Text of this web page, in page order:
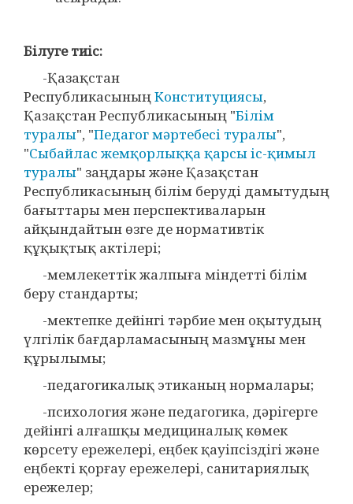
Білуге тиіс:
-Қазақстан
РеспубликасыныңКонституциясы,
Қазақстан Республикасының "Білім
туралы", "Педагог мәртебесі туралы",
"Сыбайлас жемқорлыққа қарсы іс-қимыл
туралы" заңдары және Қазақстан
Республикасының білім беруді дамытудың
бағыттары мен перспективаларын
айқындайтын өзге де нормативтік
құқықтық актілері;
-мемлекеттік жалпыға міндетті білім
беру стандарты;
-мектепке дейінгі тәрбие мен оқытудың
үлгілік бағдарламасының мазмұны мен
құрылымы;
-педагогикалық этиканың нормалары;
-психология және педагогика, дәрігерге
дейінгі алғашқы медициналық көмек
көрсету ережелері, еңбек қауіпсіздігі және
еңбекті қорғау ережелері, санитариялық
ережелер;